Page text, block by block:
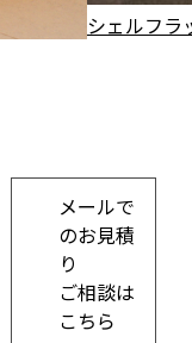
メールで
のお見積
り
ご相談は
こちら
シェルフラ